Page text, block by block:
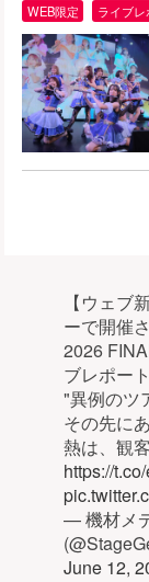
WEB限定 ライブレ
【ウェブ
ーで開催
2026
ブレポー
"異例のツ
その先に
熱は、観
https://
— 機材メ
June 12,